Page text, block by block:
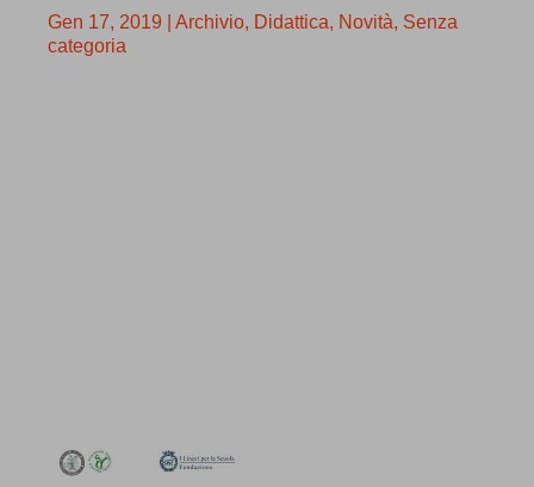
Gen 17, 2019 |Archivio, Didattica, Novità, Senza
categoria